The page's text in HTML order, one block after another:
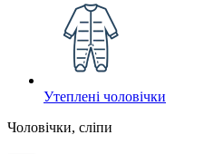
Утеплені чоловічки
Чоловічки, сліпи